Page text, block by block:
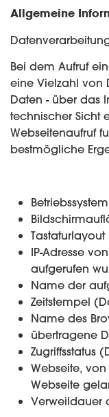
Allgemeine
Bei dem Aufruf
eine Vielzahl von
Daten - über das
technischer Sicht
Webseitenaufruf
bestmögliche
Betriebssystem
IP-Adresse
aufgerufen
Name der
Zeitstempel
Name des
übertragene
Zugriffsstatus
Webseite,
Webseite
Verweildauer